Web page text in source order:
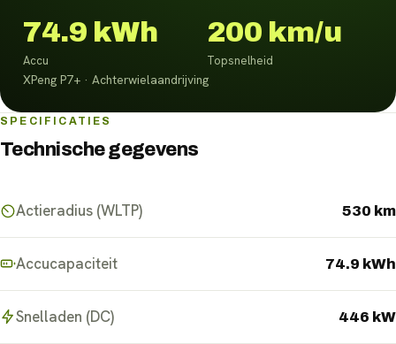
74.9 kWh
Accu
200 km/u
Topsnelheid
XPeng P7+ · Achterwielaandrijving
SPECIFICATIES
Technische gegevens
Actieradius (WLTP) 530 km
Accucapaciteit 74.9 kWh
Snelladen (DC) 446 kW